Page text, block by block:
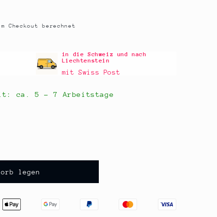
Checkout berechnet
in die Schweiz und nach
Liechtenstein
mit Swiss Post
ca. 5 - 7 Arbeitstage
legen